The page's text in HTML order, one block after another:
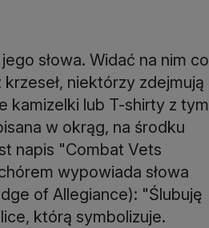
słowa. Widać na nim co
niektórzy zdejmują
kamizelki lub T-shirty z tym
w okrąg, na środku
napis "Combat Vets
wypowiada słowa
of Allegiance): "Ślubuję
którą symbolizuje.